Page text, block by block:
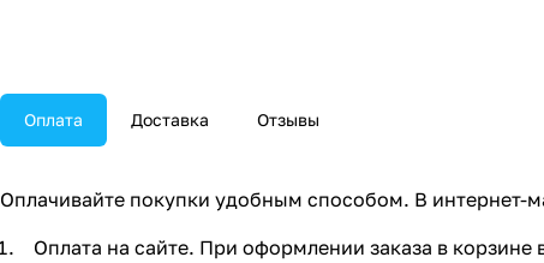
Оплата Доставка Отзывы
Оплачивайте покупки удобным способом. В интернет-
Оплата на сайте. При оформлении заказа в